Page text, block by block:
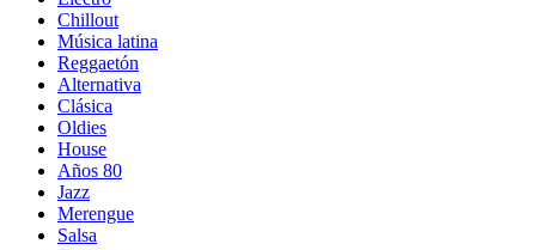
Chillout
Música latina
Reggaetón
Alternativa
Clásica
Oldies
House
Años 80
Jazz
Merengue
Salsa